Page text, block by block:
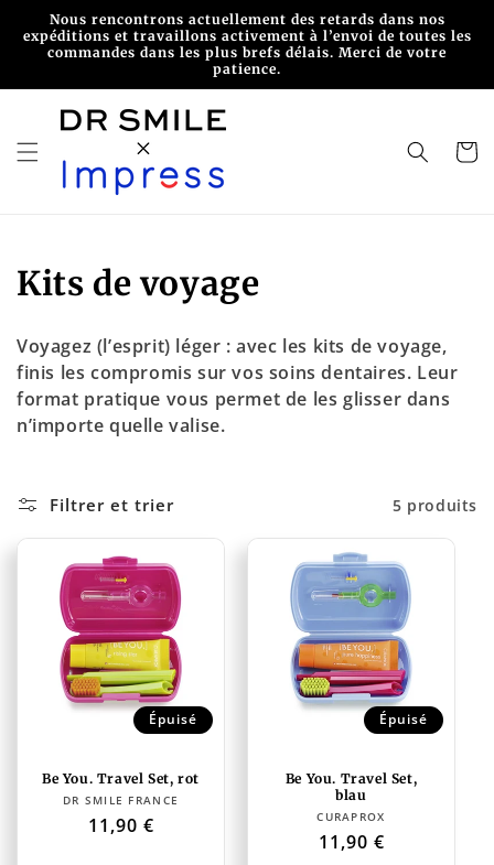
passer
au
contenu
Nous rencontrons actuellement des retards dans nos
expéditions et travaillons activement à l’envoi de toutes les
commandes dans les plus brefs délais. Merci de votre
patience.
Panier
C
l
l
c
t
Kits de voyage
Voyagez (l’esprit) léger : avec les kits de voyage,
finis les compromis sur vos soins dentaires. Leur
format pratique vous permet de les glisser dans
n’importe quelle valise.
Filtrer et trier 5 produits
Épuisé
Be You. Travel Set, rot
Distributeur :
DR SMILE FRANCE
Prix
11,90 €
Épuisé
Be You. Travel Set,
blau
Distributeur :
CURAPROX
Prix
11,90 €